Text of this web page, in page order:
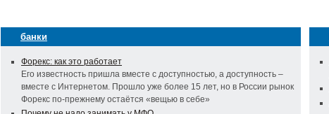
банки
Форекс: как это работает
Его известность пришла вместе с доступностью, а доступность –
вместе с Интернетом. Прошло уже более 15 лет, но в России рынок
Форекс по-прежнему остаётся «вещью в себе»